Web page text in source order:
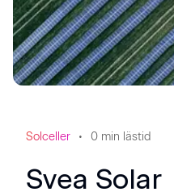
Solceller 0 min lästid
Svea Solar